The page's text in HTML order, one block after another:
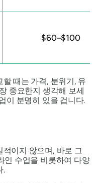
$60–$100
때는 가격, 분위기, 유
중요한지 생각해 보세
이 분명히 있을 겁니다.
이지 않으며, 바로 그
인 수업을 비롯하여 다양
.